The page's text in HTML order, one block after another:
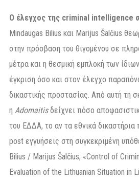
Ο έλεγχος της criminal intelligence
Mindaugas Bilius και Marijus Šalčius
στην πρόσβαση του θιγομένου σε
μέτρα και η θεσμική εμπλοκή των
έγκριση όσο και στον έλεγχο
δικαστικής προστασίας. Από αυτή τη
η Adomaitisδείχνει πόσο
του ΕΔΔΑ, το αν τα εθνικά δικαστήρια
post εγγυήσεις στη συγκεκριμένη
Bilius / Marijus Šalčius, «Control of
Evaluation of the Lithuanian Situation in